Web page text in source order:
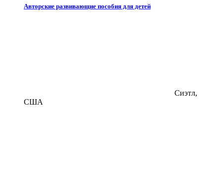
Авторские развивающие пособия для детей
Сиэтл,
США